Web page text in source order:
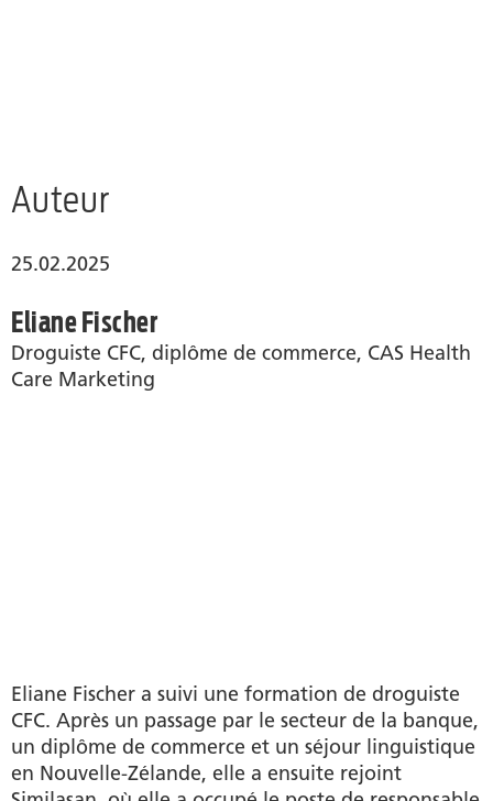
Auteur
25.02.2025
Eliane Fischer
Droguiste CFC, diplôme de commerce, CAS Health
Care Marketing
Eliane Fischer a suivi une formation de droguiste
CFC. Après un passage par le secteur de la banque,
un diplôme de commerce et un séjour linguistique
en Nouvelle-Zélande, elle a ensuite rejoint